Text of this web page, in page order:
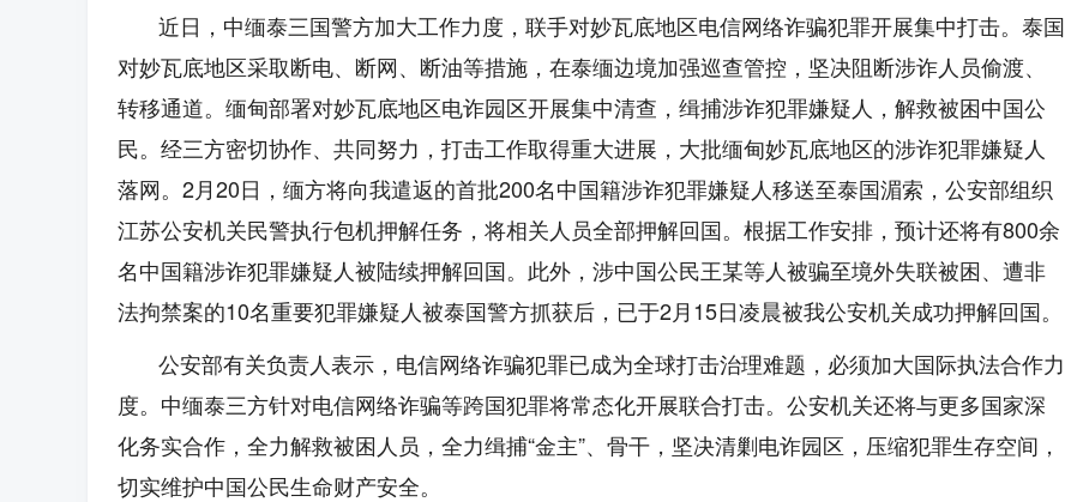
近日，中缅泰三国警方加大工作力度，联手对妙瓦底地区电信网络诈骗犯罪开展集中打击。泰国
对妙瓦底地区采取断电、断网、断油等措施，在泰缅边境加强巡查管控，坚决阻断涉诈人员偷渡、
转移通道。缅甸部署对妙瓦底地区电诈园区开展集中清查，缉捕涉诈犯罪嫌疑人，解救被困中国公
民。经三方密切协作、共同努力，打击工作取得重大进展，大批缅甸妙瓦底地区的涉诈犯罪嫌疑人
落网。2月20日，缅方将向我遣返的首批200名中国籍涉诈犯罪嫌疑人移送至泰国湄索，公安部组织
江苏公安机关民警执行包机押解任务，将相关人员全部押解回国。根据工作安排，预计还将有800余
名中国籍涉诈犯罪嫌疑人被陆续押解回国。此外，涉中国公民王某等人被骗至境外失联被困、遭非
法拘禁案的10名重要犯罪嫌疑人被泰国警方抓获后，已于2月15日凌晨被我公安机关成功押解回国。
公安部有关负责人表示，电信网络诈骗犯罪已成为全球打击治理难题，必须加大国际执法合作力
度。中缅泰三方针对电信网络诈骗等跨国犯罪将常态化开展联合打击。公安机关还将与更多国家深
化务实合作，全力解救被困人员，全力缉捕“金主”、骨干，坚决清剿电诈园区，压缩犯罪生存空间，
切实维护中国公民生命财产安全。